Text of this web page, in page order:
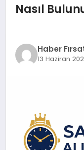
TEKNOLOJİ
EKONOMİ
EĞİTİM
DÜNYA
Nasıl
Haber
13 Haziran